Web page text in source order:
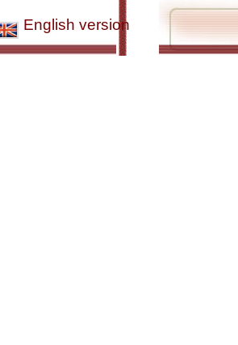
English version